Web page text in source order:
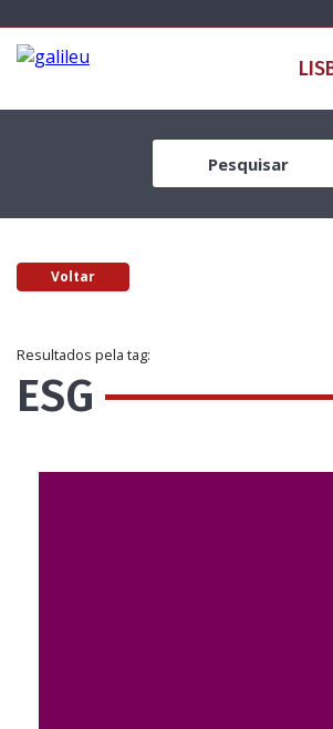
Voltar
Resultados pela tag:
ESG